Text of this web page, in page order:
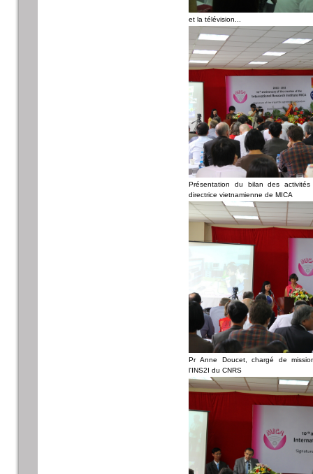
et la télévision...
Présentation du bilan des
directrice vietnamienne de MICA
Pr Anne Doucet, chargé de
l'INS2I du CNRS